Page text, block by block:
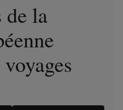
de la